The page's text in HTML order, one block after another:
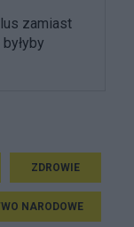
zamiast
ZDROWIE
NARODOWE